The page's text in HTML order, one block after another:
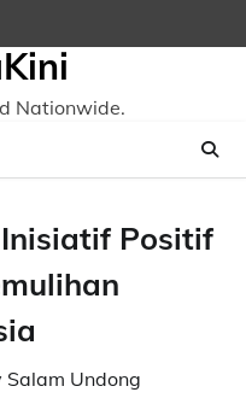
Nationwide.
Positif
Salam Undong